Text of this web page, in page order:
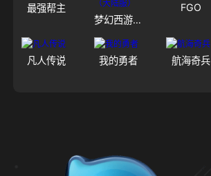
最强帮主
梦幻西游（大陆服）
FGO
凡人传说 我的勇者
航海奇兵